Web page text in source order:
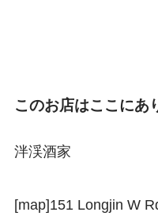
このお店はここにあ
泮渓酒家
[map]151 Longjin W